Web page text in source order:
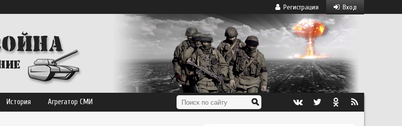
Вход
Регистрация
История Агрегатор СМИ